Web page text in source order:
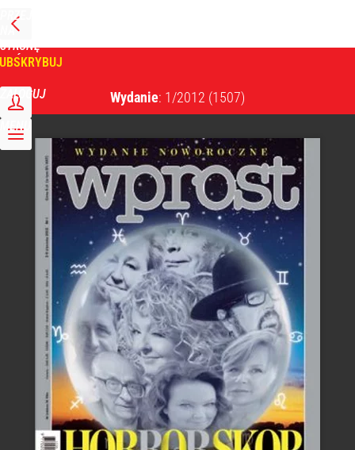
PRZEJDŹ
NA
STRONĘ
GŁÓWNĄ
ZALOGUJ
MENU
Wydanie: 1/2012 (1507)